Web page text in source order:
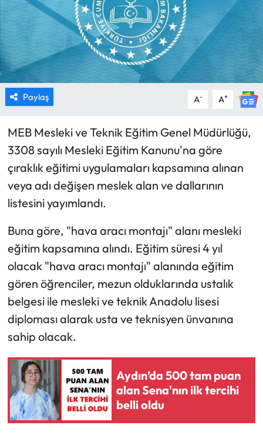
Paylaş A- A+
MEB Mesleki ve Teknik Eğitim Genel Müdürlüğü,
3308 sayılı Mesleki Eğitim Kanunu'na göre
çıraklık eğitimi uygulamaları kapsamına alınan
veya adı değişen meslek alan ve dallarının
listesini yayımlandı.
Buna göre, "hava aracı montajı" alanı mesleki
eğitim kapsamına alındı. Eğitim süresi 4 yıl
olacak "hava aracı montajı" alanında eğitim
gören öğrenciler, mezun olduklarında ustalık
belgesi ile mesleki ve teknik Anadolu lisesi
diploması alarak usta ve teknisyen ünvanına
sahip olacak.
Aydın’da 500 tam puan
alan Sena'nın ilk tercihi
belli oldu
TURİZM
YAŞAM
HABER İLAN